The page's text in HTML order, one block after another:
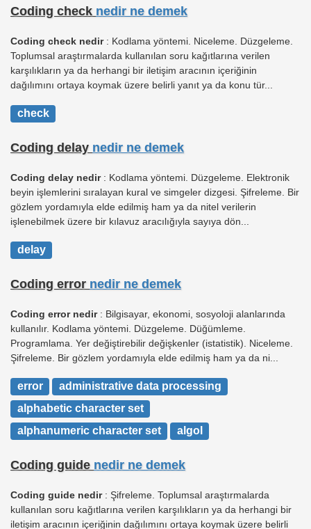
Coding check nedir ne demek
Coding check nedir: Kodlama yöntemi. Niceleme. Düzgeleme.
Toplumsal araştırmalarda kullanılan soru kağıtlarına verilen
karşılıkların ya da herhangi bir iletişim aracının içeriğinin
dağılımını ortaya koymak üzere belirli yanıt ya da konu tür...
check
Coding delay nedir ne demek
Coding delay nedir: Kodlama yöntemi. Düzgeleme. Elektronik
beyin işlemlerini sıralayan kural ve simgeler dizgesi. Şifreleme. Bir
gözlem yordamıyla elde edilmiş ham ya da nitel verilerin
işlenebilmek üzere bir kılavuz aracılığıyla sayıya dön...
delay
Coding error nedir ne demek
Coding error nedir: Bilgisayar, ekonomi, sosyoloji alanlarında
kullanılır. Kodlama yöntemi. Düzgeleme. Düğümleme.
Programlama. Yer değiştirebilir değişkenler (istatistik). Niceleme.
Şifreleme. Bir gözlem yordamıyla elde edilmiş ham ya da ni...
error
administrative data processing
alphabetic character set
alphanumeric character set
algol
Coding guide nedir ne demek
Coding guide nedir: Şifreleme. Toplumsal araştırmalarda
kullanılan soru kağıtlarına verilen karşılıkların ya da herhangi bir
iletişim aracının içeriğinin dağılımını ortaya koymak üzere belirli